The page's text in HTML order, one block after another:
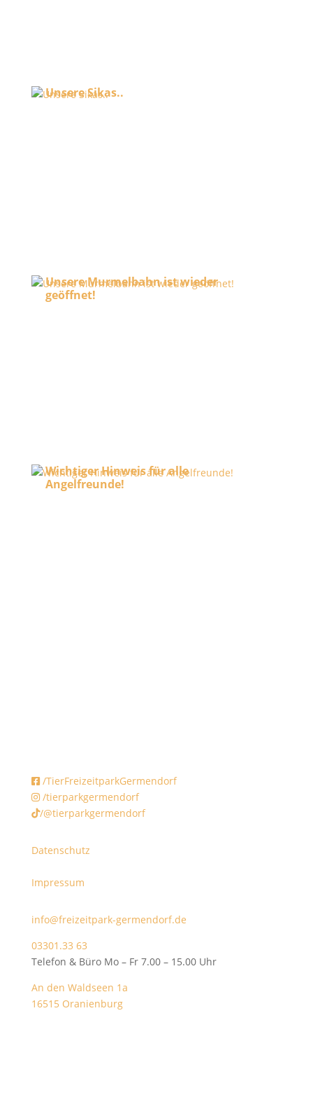
Unsere Sikas..
Unsere Murmelbahn ist wieder
geöffnet!
Wichtiger Hinweis für alle
Angelfreunde!
/TierFreizeitparkGermendorf
/tierparkgermendorf
/@tierparkgermendorf
Datenschutz
Impressum
info@freizeitpark-germendorf.de
03301.33 63
Telefon & Büro Mo – Fr 7.00 – 15.00 Uhr
An den Waldseen 1a
16515 Oranienburg